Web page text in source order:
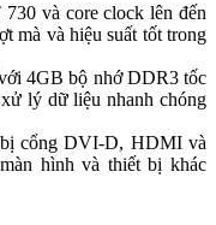
và core clock lên đến
mà và hiệu suất tốt trong
4GB bộ nhớ DDR3 tốc
lý dữ liệu nhanh chóng
cổng DVI-D, HDMI và
hình và thiết bị khác